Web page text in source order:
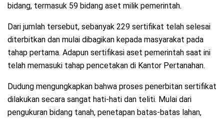
bidang, termasuk 59 bidang aset milik pemerintah.
Dari jumlah tersebut, sebanyak 229 sertifikat telah selesai
diterbitkan dan mulai dibagikan kepada masyarakat pada
tahap pertama. Adapun sertifikasi aset pemerintah saat ini
telah memasuki tahap pencetakan di Kantor Pertanahan.
Dudung mengungkapkan bahwa proses penerbitan sertifikat
dilakukan secara sangat hati-hati dan teliti. Mulai dari
pengukuran bidang tanah, penetapan batas-batas lahan,